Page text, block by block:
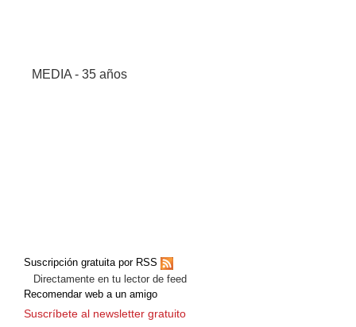
MEDIA - 35 años
Suscripción gratuita por RSS
Directamente en tu lector de feed
Recomendar web a un amigo
Suscríbete al newsletter gratuito